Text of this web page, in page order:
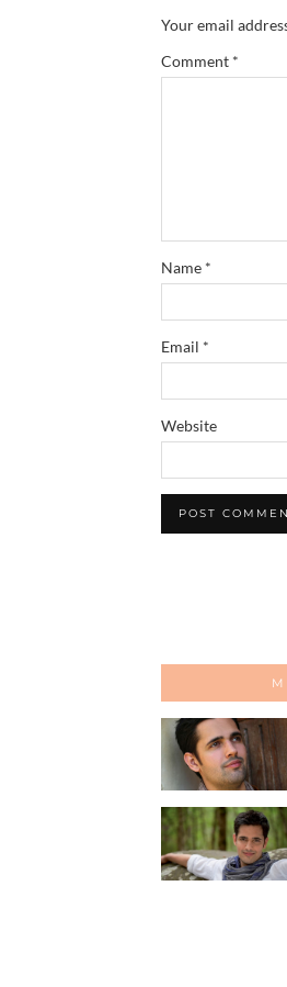
Your email
Comment *
Name *
Email *
Website